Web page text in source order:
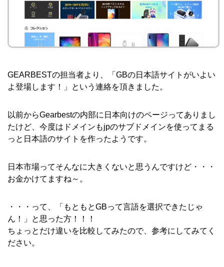
GEARBESTの担当者より、「GBの日本語サイトがいよい
よ登場します！」という連絡を頂きました。
以前からGearbestの内部に日本向けのページってありまし
たけど、今度はドメインもjpのサブドメインを使ってまる
っと日本語のサイトを作ったようです。
日本市場ってそんなに大きくないと思うんですけど・・・
お金かけてますね～。
・・・って、「もともとGBって言語を選択できたじゃ
ん！」と思った方！！！
ちょっとだけ違いを比較してみたので、参考にしてみてく
ださい。